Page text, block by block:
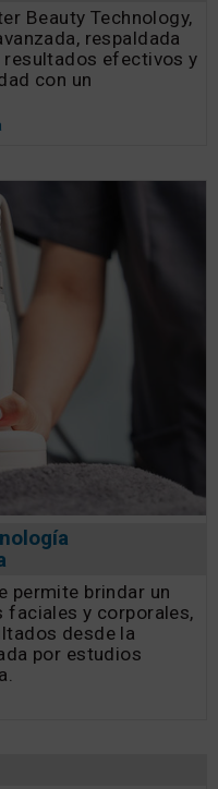
Beauty Technology,
respaldada
resultados efectivos y
con un
permite brindar un
faciales y corporales,
desde la
por estudios